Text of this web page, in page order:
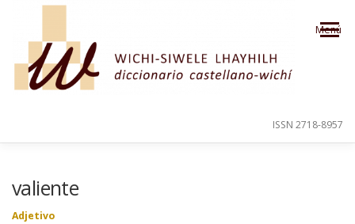
Saltar al contenido
Menú
ISSN 2718-8957
valiente
Adjetivo